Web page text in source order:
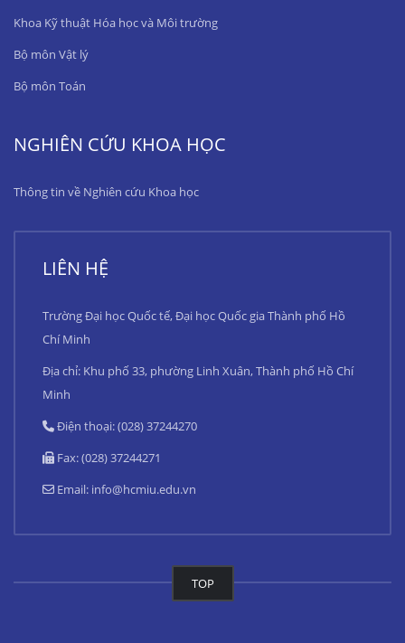
Khoa Kỹ thuật Hóa học và Môi trường
Bộ môn Vật lý
Bộ môn Toán
NGHIÊN CỨU KHOA HỌC
Thông tin về Nghiên cứu Khoa học
LIÊN HỆ
Trường Đại học Quốc tế, Đại học Quốc gia Thành phố Hồ
Chí Minh
Địa chỉ: Khu phố 33, phường Linh Xuân, Thành phố Hồ Chí
Minh
Điện thoại: (028) 37244270
Fax: (028) 37244271
Email: info@hcmiu.edu.vn
TOP